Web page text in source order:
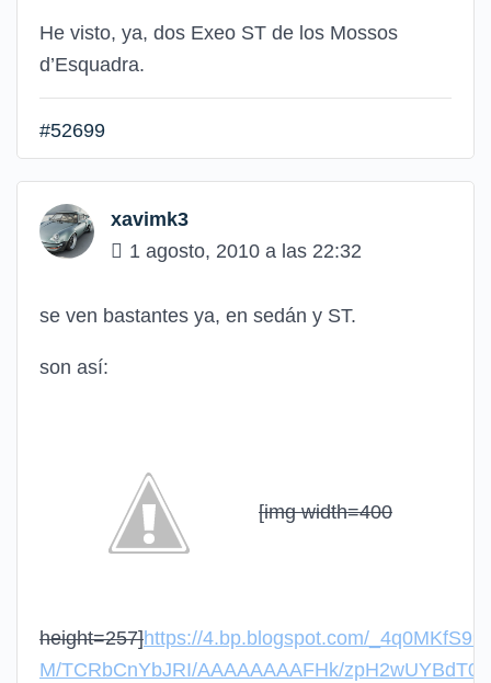
He visto, ya, dos Exeo ST de los Mossos
d’Esquadra.
#52699
xavimk3
1 agosto, 2010 a las 22:32
se ven bastantes ya, en sedán y ST.
son así:
[img width=400
height=257]https://4.bp.blogspot.com/_4q0MKfS99-
M/TCRbCnYbJRI/AAAAAAAAFHk/